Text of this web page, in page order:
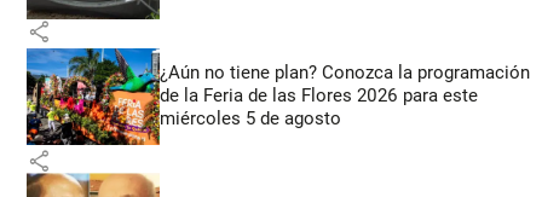
share
¿Aún no tiene plan? Conozca la programación
de la Feria de las Flores 2026 para este
miércoles 5 de agosto
share